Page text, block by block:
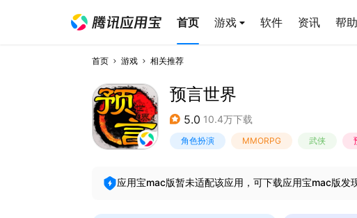
首页 游戏 软件 资讯 帮
首页 游戏 相关推荐
预言世界
5.0 10.4万下载
角色扮演 MMORPG 武侠
应用宝mac版暂未适配该应用，可下载应用宝mac版发